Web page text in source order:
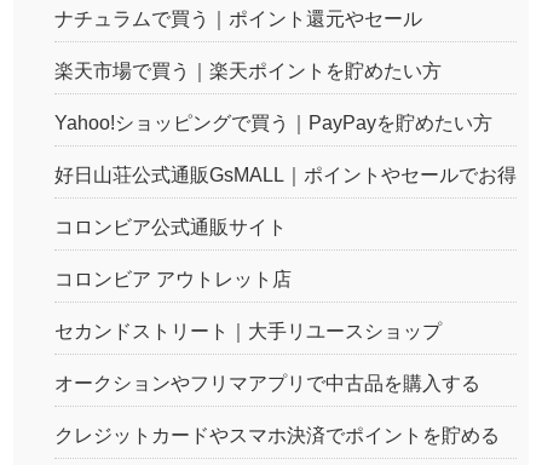
ナチュラムで買う｜ポイント還元やセール
楽天市場で買う｜楽天ポイントを貯めたい方
Yahoo!ショッピングで買う｜PayPayを貯めたい方
好日山荘公式通販GsMALL｜ポイントやセールでお得
コロンビア公式通販サイト
コロンビア アウトレット店
セカンドストリート｜大手リユースショップ
オークションやフリマアプリで中古品を購入する
クレジットカードやスマホ決済でポイントを貯める